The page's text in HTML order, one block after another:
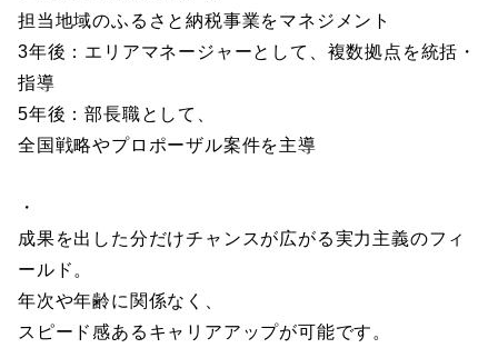
担当地域のふるさと納税事業をマネジメント
3年後：エリアマネージャーとして、複数拠点を統括・
指導
5年後：部長職として、
全国戦略やプロポーザル案件を主導
・
成果を出した分だけチャンスが広がる実力主義のフィ
ールド。
年次や年齢に関係なく、
スピード感あるキャリアアップが可能です。